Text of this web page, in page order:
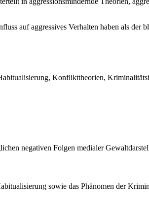
auf aggressives Verhalten haben als der
Konflikttheorien,
negativen Folgen medialer
sowie das Phänomen der